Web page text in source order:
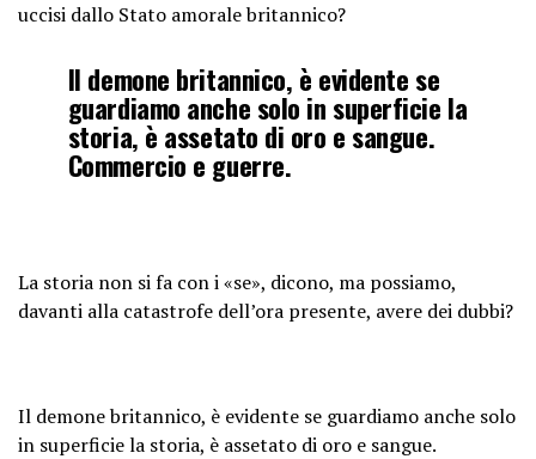
uccisi dallo Stato amorale britannico?
Il demone britannico, è evidente se
guardiamo anche solo in superficie la
storia, è assetato di oro e sangue.
Commercio e guerre.
La storia non si fa con i «se», dicono, ma possiamo,
davanti alla catastrofe dell’ora presente, avere dei dubbi?
Il demone britannico, è evidente se guardiamo anche solo
in superficie la storia, è assetato di oro e sangue.